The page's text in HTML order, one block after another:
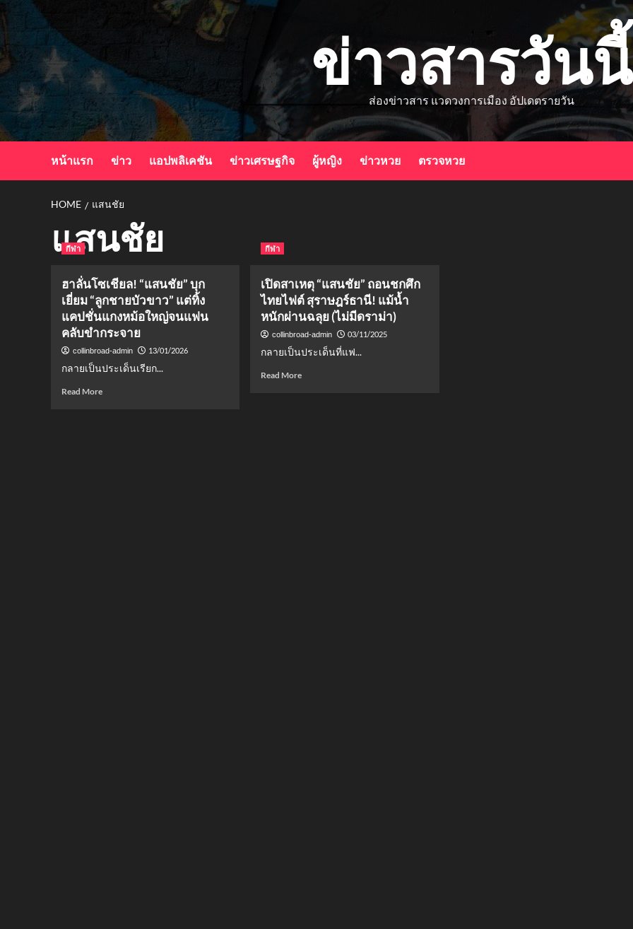
to
content
ข่าวสารวันนี้
ส่องข่าวสาร แวดวงการเมือง อัปเดตรายวัน
หน้าแรก ข่าว แอปพลิเคชัน ข่าวเศรษฐกิจ ผู้หญิง ข่าวหวย ตรวจหวย
HOME แสนชัย
แสนชัย
กีฬา
ฮาลั่นโซเชียล! “แสนชัย” บุก
เยี่ยม “ลูกชายบัวขาว” แต่ทิ้ง
แคปชั่นแกงหม้อใหญ่จนแฟน
คลับขำกระจาย
collinbroad-admin 13/01/2026
กลายเป็นประเด็นเรียก...
Read MoreRead
กีฬา
เปิดสาเหตุ “แสนชัย” ถอนชกศึก
ไทยไฟต์ สุราษฎร์ธานี! แม้น้ำ
หนักผ่านฉลุย (ไม่มีดราม่า)
collinbroad-admin 03/11/2025
กลายเป็นประเด็นที่แฟ...
Read MoreRead